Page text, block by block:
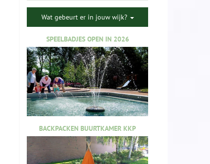
Wat gebeurt er in jouw wijk?
SPEELBADJES OPEN IN 2026
BACKPACKEN BUURTKAMER KKP